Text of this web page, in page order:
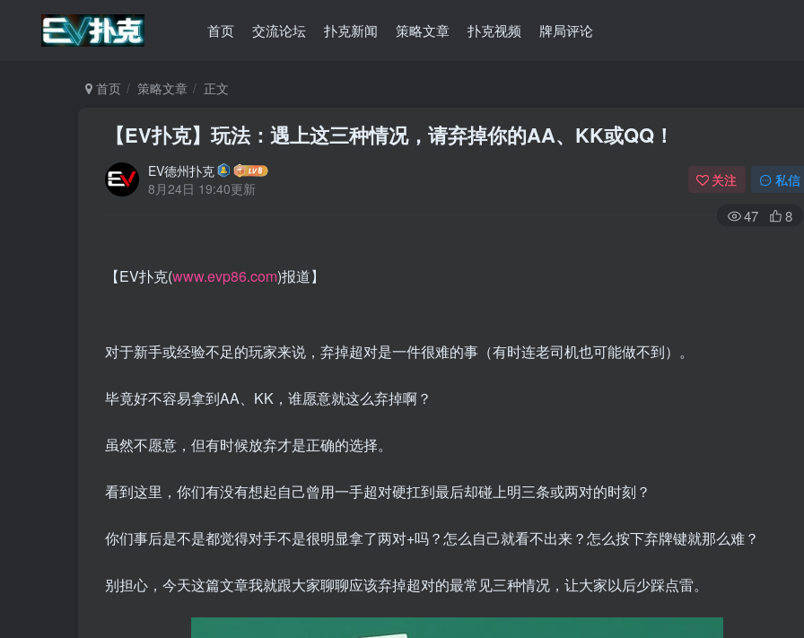
首页 交流论坛 扑克新闻 策略文章 扑克视频 牌局评论
首页 策略文章 正文
【EV扑克】玩法：遇上这三种情况，请弃掉你的AA、KK或QQ！
EV德州扑克
8月24日 19:40更新
关注 私信
47 8
【EV扑克(www.evp86.com)报道】
对于新手或经验不足的玩家来说，弃掉超对是一件很难的事（有时连老司机也可能做不到）。
毕竟好不容易拿到AA、KK，谁愿意就这么弃掉啊？
虽然不愿意，但有时候放弃才是正确的选择。
看到这里，你们有没有想起自己曾用一手超对硬扛到最后却碰上明三条或两对的时刻？
你们事后是不是都觉得对手不是很明显拿了两对+吗？怎么自己就看不出来？怎么按下弃牌键就那么难？
别担心，今天这篇文章我就跟大家聊聊应该弃掉超对的最常见三种情况，让大家以后少踩点雷。